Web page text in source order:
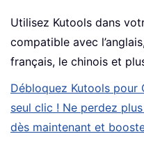
Utilisez Kutools dans
compatible avec
français, le chinois et
Débloquez Kutools pour
seul clic ! Ne perdez
dès maintenant et